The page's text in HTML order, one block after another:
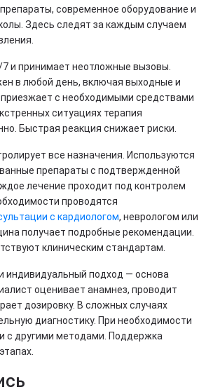
современное оборудование и
Здесь следят за каждым случаем
и принимает неотложные вызовы.
в любой день, включая выходные и
с необходимыми средствами
ситуациях терапия
Быстрая реакция снижает риски.
все назначения. Используются
препараты с подтвержденной
лечение проходит под контролем
проводятся
с кардиологом, неврологом или
получает подробные рекомендации.
клиническим стандартам.
индивидуальный подход — основа
оценивает анамнез, проводит
дозировку. В сложных случаях
диагностику. При необходимости
с другими методами. Поддержка